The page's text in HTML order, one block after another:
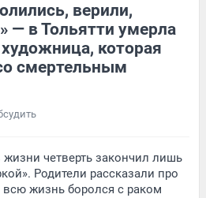
верили,
— в Тольятти умерла
которая
смертельным
четверть закончил лишь
Родители рассказали про
жизнь боролся с раком